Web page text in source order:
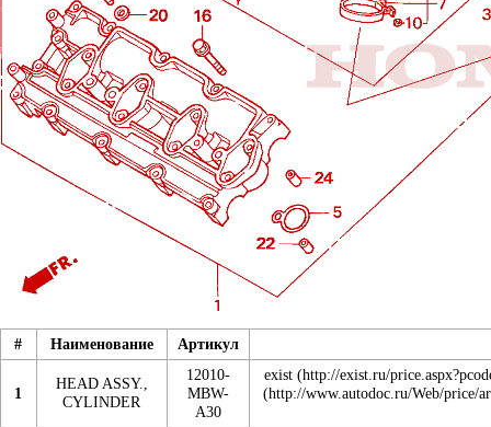
# Наименование Артикул
1
HEAD ASSY.,
CYLINDER
12010-
MBW-
A30
exist